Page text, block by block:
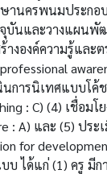
านครพนมประกอ
บันและวางแผนพั
ร้างองค์ความรู้แล
นการนิเทศแบบโค้
: C) (4) เชื่อมโ
: A) และ (5) ปร
for
บ ได้แก่ (1) ครู มี